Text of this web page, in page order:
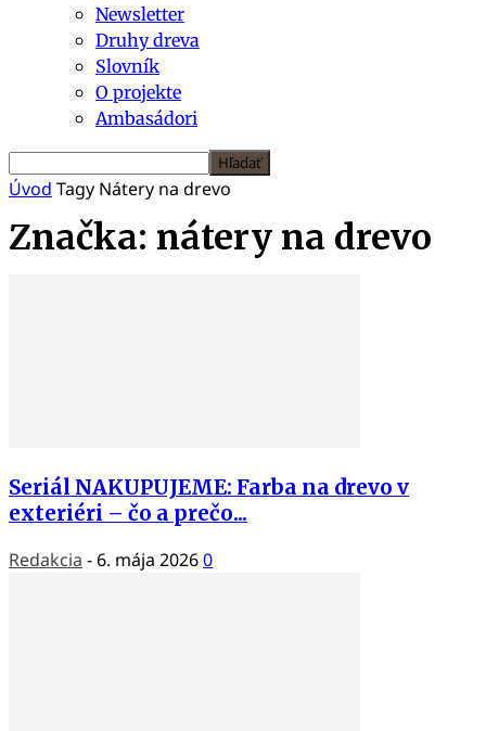
Newsletter
Druhy dreva
Slovník
O projekte
Ambasádori
Úvod Tagy Nátery na drevo
Značka: nátery na drevo
Seriál NAKUPUJEME: Farba na drevo v
exteriéri – čo a prečo...
Redakcia -6. mája 20260